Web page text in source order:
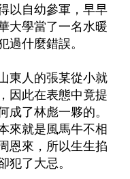
以自幼參軍，早早
大學當了一名水暖
過什麼錯誤。
東人的張某從小就
因此在表態中竟提
成了林彪一夥的。
來就是風馬牛不相
恩來，所以生生掐
犯了大忌。